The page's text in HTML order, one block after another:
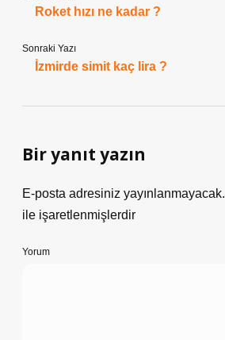
Roket hızı ne kadar ?
Sonraki Yazı
İzmirde simit kaç lira ?
Bir yanıt yazın
E-posta adresiniz yayınlanmayacak.
ile işaretlenmişlerdir
Yorum